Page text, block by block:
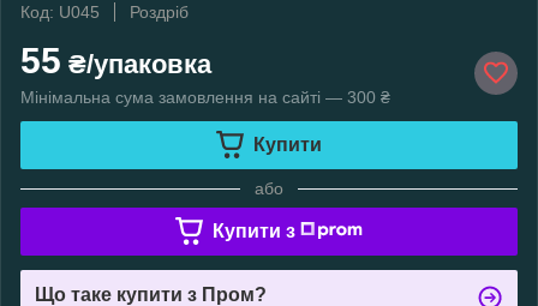
Код: U045
Роздріб
55 ₴/упаковка
Мінімальна сума замовлення на сайті — 300 ₴
Купити
або
Купити з
Що таке купити з Пром?